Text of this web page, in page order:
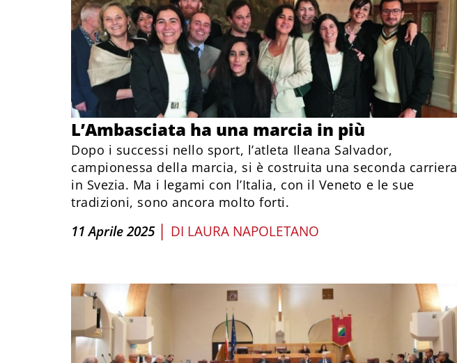
L’Ambasciata ha una marcia in più
Dopo i successi nello sport, l’atleta Ileana Salvador,
campionessa della marcia, si è costruita una seconda carriera
in Svezia. Ma i legami con l’Italia, con il Veneto e le sue
tradizioni, sono ancora molto forti.
11 Aprile 2025 | DI LAURA NAPOLETANO